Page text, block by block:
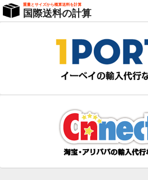
重量とサイズから概算送料を計算
国際送料の計算